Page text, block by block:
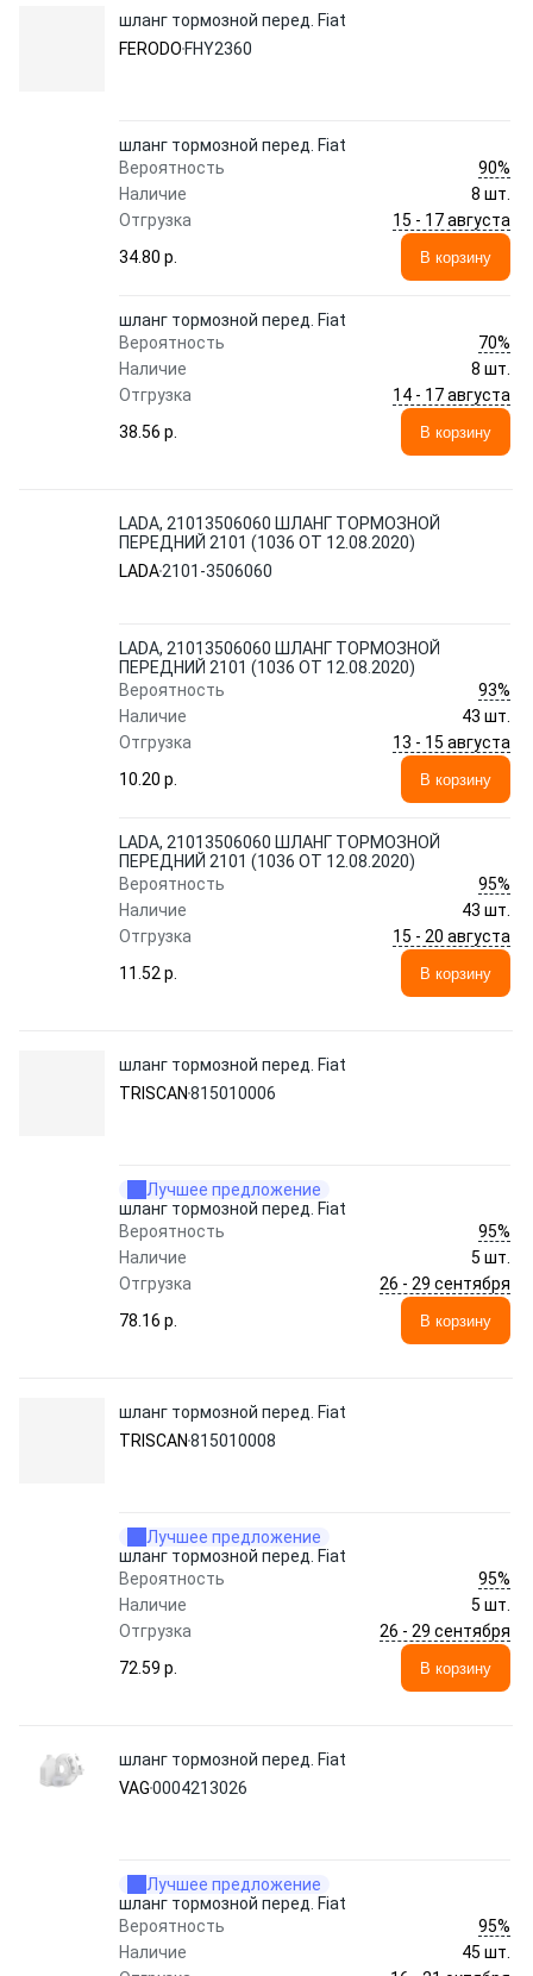
шланг тормозной перед. Fiat
FERODO FHY2360
шланг тормозной перед. Fiat
Вероятность
90%
Наличие
8 шт.
Отгрузка
15 - 17 августа
34.80 p.
В корзину
шланг тормозной перед. Fiat
Вероятность
70%
Наличие
8 шт.
Отгрузка
14 - 17 августа
38.56 p.
В корзину
LADA, 21013506060 ШЛАНГ ТОРМОЗНОЙ
ПЕРЕДНИЙ 2101 (1036 ОТ 12.08.2020)
LADA2101-3506060
LADA, 21013506060 ШЛАНГ ТОРМОЗНОЙ
ПЕРЕДНИЙ 2101 (1036 ОТ 12.08.2020)
Вероятность
93%
Наличие
43 шт.
Отгрузка
13 - 15 августа
10.20 p.
В корзину
LADA, 21013506060 ШЛАНГ ТОРМОЗНОЙ
ПЕРЕДНИЙ 2101 (1036 ОТ 12.08.2020)
Вероятность
95%
Наличие
43 шт.
Отгрузка
15 - 20 августа
11.52 p.
В корзину
шланг тормозной перед. Fiat
TRISCAN 815010006
Лучшее предложение
шланг тормозной перед. Fiat
Вероятность
95%
Наличие
5 шт.
Отгрузка
26 - 29 сентября
78.16 p.
В корзину
шланг тормозной перед. Fiat
TRISCAN 815010008
Лучшее предложение
шланг тормозной перед. Fiat
Вероятность
95%
Наличие
5 шт.
Отгрузка
26 - 29 сентября
72.59 p.
В корзину
шланг тормозной перед. Fiat
VAG0004213026
Лучшее предложение
шланг тормозной перед. Fiat
Вероятность
95%
Наличие
45 шт.